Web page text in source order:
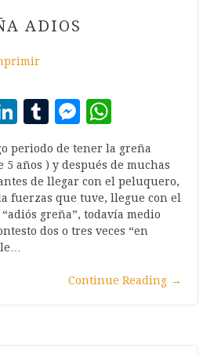
ADIOS
LinkedIn
Tumblr
Messenger
periodo de tener la greña
años ) y después de muchas
de llegar con el peluquero,
fuerzas que tuve, llegue con el
greña”, todavía medio
dos o tres veces “en
Continue Reading →